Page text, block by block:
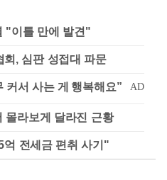
"이틀 만에 발견"
, 심판 성접대 파문
몰라보게 달라진 근황
억 전세금 편취 사기"